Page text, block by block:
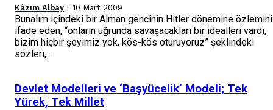
Kâzım Albay - 10 Mart 2009
Bunalım içindeki bir Alman gencinin Hitler dönemine özlemini
ifade eden, “onların uğrunda savaşacakları bir idealleri vardı,
bizim hiçbir şeyimiz yok, kös-kös oturuyoruz” şeklindeki
sözleri,...
Devlet Modelleri ve ‘Başyücelik’ Modeli; Tek
Yürek, Tek Millet